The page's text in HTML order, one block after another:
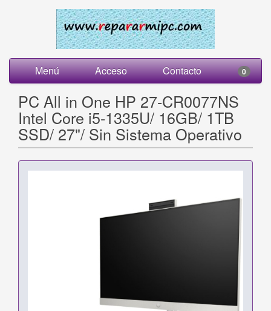
Menú Acceso Contacto 0
PC All in One HP 27-CR0077NS
Intel Core i5-1335U/ 16GB/ 1TB
SSD/ 27"/ Sin Sistema Operativo